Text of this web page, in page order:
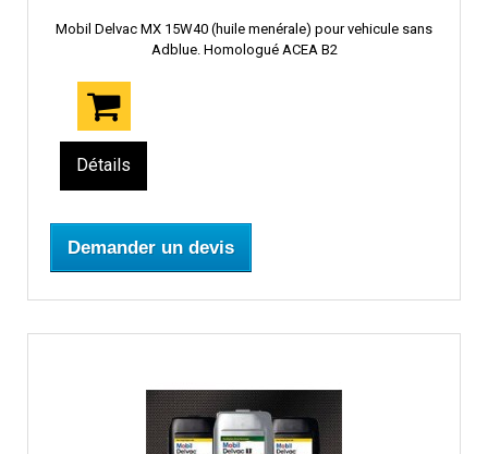
Mobil Delvac MX 15W40 (huile menérale) pour vehicule sans
Adblue. Homologué ACEA B2
Détails
Demander un devis